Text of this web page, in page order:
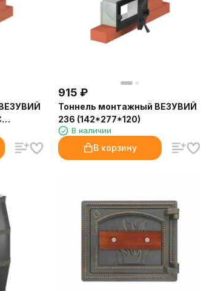
915 ₽
Тоннель монтажный ВЕЗУВИЙ
236 (142*277*120)
В наличии
В корзину